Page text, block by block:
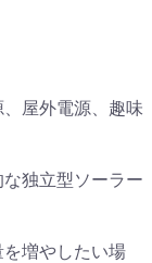
屋外電源、趣味
独立型ソーラー
増やしたい場